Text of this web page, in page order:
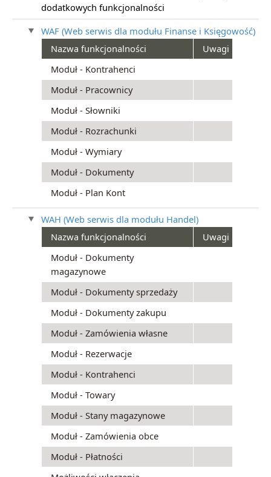
dodatkowych funkcjonalności
WAF (Web serwis dla modułu Finanse i Księgowość)
Nazwa funkcjonalności
Uwagi
Moduł - Kontrahenci
Moduł - Pracownicy
Moduł - Słowniki
Moduł - Rozrachunki
Moduł - Wymiary
Moduł - Dokumenty
Moduł - Plan Kont
WAH (Web serwis dla modułu Handel)
Nazwa funkcjonalności
Uwagi
Moduł - Dokumenty
magazynowe
Moduł - Dokumenty sprzedaży
Moduł - Dokumenty zakupu
Moduł - Zamówienia własne
Moduł - Rezerwacje
Moduł - Kontrahenci
Moduł - Towary
Moduł - Stany magazynowe
Moduł - Zamówienia obce
Moduł - Płatności